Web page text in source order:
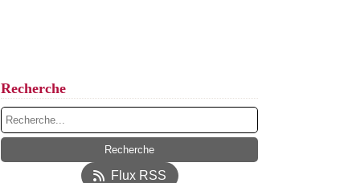
Recherche
Flux RSS